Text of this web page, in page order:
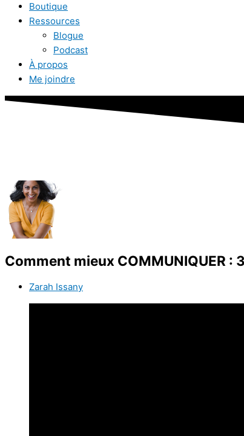
Boutique
Ressources
Blogue
Podcast
À propos
Me joindre
Comment mieux COMMUNIQUER :
Zarah Issany